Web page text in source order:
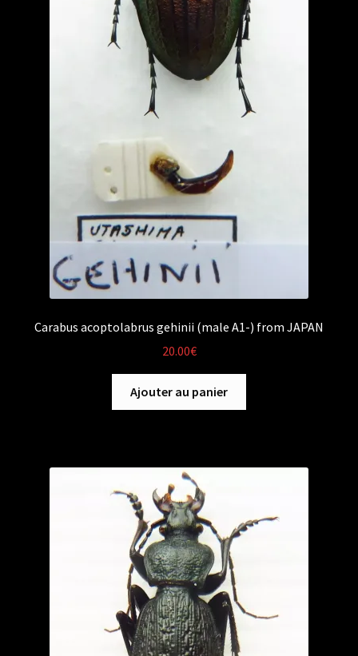
Carabus acoptolabrus gehinii (male A1-) from JAPAN
20.00€
Ajouter au panier